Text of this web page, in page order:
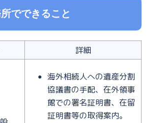
でできること
詳細
海外相続人への遺産分割
協議書の手配、在外領事
館での署名証明書、在留
証明書等の取得案内。